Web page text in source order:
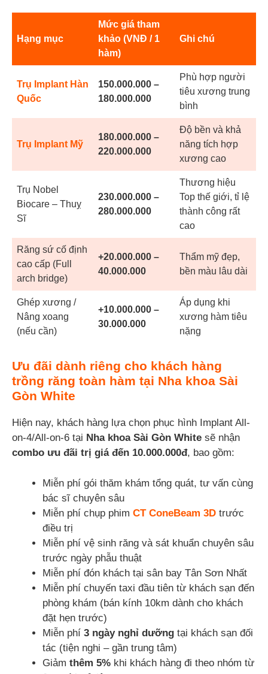
Hạng mục
Mức giá tham
khảo (VNĐ / 1
hàm)
Ghi chú
Trụ Implant Hàn
Quốc
150.000.000 –
180.000.000
Phù hợp người
tiêu xương trung
bình
Trụ Implant Mỹ
180.000.000 –
220.000.000
Độ bền và khả
năng tích hợp
xương cao
Trụ Nobel
Biocare – Thuỵ
Sĩ
230.000.000 –
280.000.000
Thương hiệu
Top thế giới, tỉ lệ
thành công rất
cao
Răng sứ cố định
cao cấp (Full
arch bridge)
+20.000.000 –
40.000.000
Thẩm mỹ đẹp,
bền màu lâu dài
Ghép xương /
Nâng xoang
(nếu cần)
+10.000.000 –
30.000.000
Áp dụng khi
xương hàm tiêu
nặng
Ưu đãi dành riêng cho khách hàng
trồng răng toàn hàm tại Nha khoa Sài
Gòn White
Hiện nay, khách hàng lựa chọn phục hình Implant All-
on-4/All-on-6 tại Nha khoa Sài Gòn White sẽ nhận
combo ưu đãi trị giá đến 10.000.000đ, bao gồm:
Miễn phí gói thăm khám tổng quát, tư vấn cùng
bác sĩ chuyên sâu
Miễn phí chụp phim CT ConeBeam 3D trước
điều trị
Miễn phí vệ sinh răng và sát khuẩn chuyên sâu
trước ngày phẫu thuật
Miễn phí đón khách tại sân bay Tân Sơn Nhất
Miễn phí chuyến taxi đầu tiên từ khách sạn đến
phòng khám (bán kính 10km dành cho khách
đặt hẹn trước)
Miễn phí 3 ngày nghỉ dưỡng tại khách sạn đối
tác (tiện nghi – gần trung tâm)
Giảm thêm 5% khi khách hàng đi theo nhóm từ